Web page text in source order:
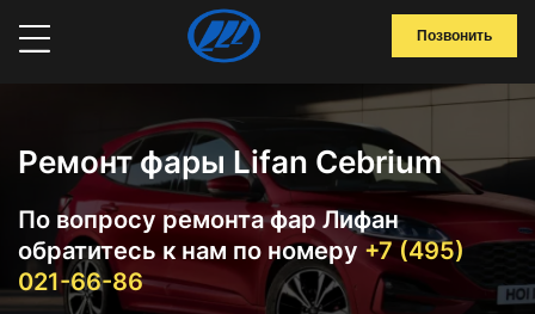
Позвонить
Ремонт фары Lifan Cebrium
По вопросу ремонта фар Лифан
обратитесь к нам по номеру +7 (495)
021-66-86